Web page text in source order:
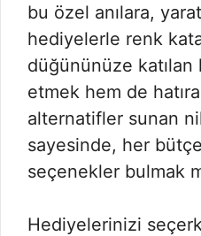
bu özel anılara,
hediyelerle renk
düğününüze katılan
etmek hem de
alternatifler sunan
sayesinde, her
seçenekler bulmak
Hediyelerinizi